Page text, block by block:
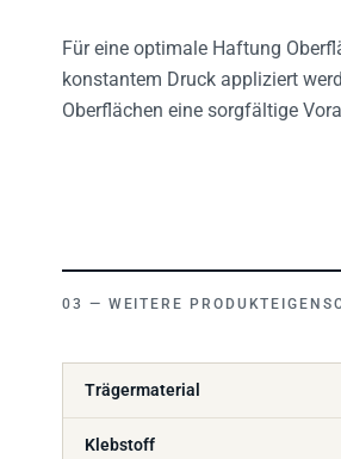
Für eine optimale Haftung
konstantem Druck appliziert
Oberflächen eine sorgfältige
WEITERE
Trägermaterial
Klebstoff